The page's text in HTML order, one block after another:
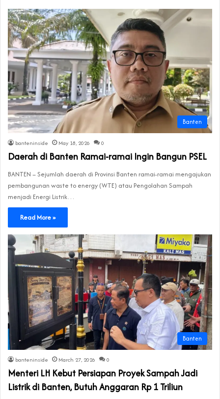
Banten
banteninside May 18, 2026 0
Daerah di Banten Ramai-ramai Ingin Bangun PSEL
BANTEN – Sejumlah daerah di Provinsi Banten ramai-ramai mengajukan
pembangunan waste to energy (WTE) atau Pengolahan Sampah
menjadi Energi Listrik…
Read More »
Banten
banteninside March 27, 2026 0
Menteri LH Kebut Persiapan Proyek Sampah Jadi
Listrik di Banten, Butuh Anggaran Rp 1 Triliun